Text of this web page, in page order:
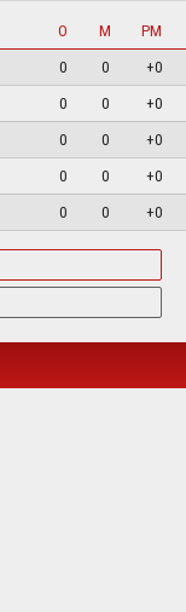
О М
РМ
0 0
+0
0 0
+0
0 0
+0
0 0
+0
0 0 +0